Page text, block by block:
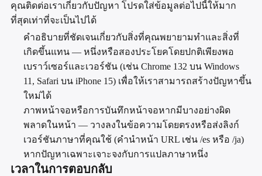
คุณติดต่อเราเกี่ยวกับปัญหา โปรดใส่ข้อมูลต่อไปนี้ให้มาก
ที่สุดเท่าที่จะเป็นไปได้
คำอธิบายที่ชัดเจนเกี่ยวกับสิ่งที่คุณพยายามทำและสิ่งที่
เกิดขึ้นแทน — หนึ่งหรือสองประโยคโดยปกติเพียงพอ
เบราว์เซอร์และเวอร์ชัน (เช่น Chrome 132 บน Windows
11, Safari บน iPhone 15) เพื่อให้เราสามารถสร้างปัญหาขึ้น
ใหม่ได้
ภาพหน้าจอหรือการบันทึกหน้าจอหากมีบางอย่างผิด
พลาดในหน้า — วางลงในข้อความโดยตรงหรือส่งลิงก์
เวอร์ชันภาษาที่คุณใช้ (คำนำหน้า URL เช่น /es หรือ /ja)
หากปัญหาเฉพาะเจาะจงกับการแปลภาษาหนึ่ง
เวลาในการตอบกลับ